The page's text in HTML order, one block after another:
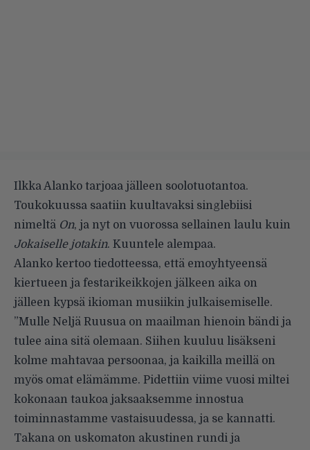
Ilkka Alanko tarjoaa jälleen soolotuotantoa.
Toukokuussa saatiin kuultavaksi singlebiisi
nimeltä On, ja nyt on vuorossa sellainen laulu kuin
Jokaiselle jotakin. Kuuntele alempaa.
Alanko kertoo tiedotteessa, että emoyhtyeensä
kiertueen ja festarikeikkojen jälkeen aika on
jälleen kypsä ikioman musiikin julkaisemiselle.
”Mulle Neljä Ruusua on maailman hienoin bändi ja
tulee aina sitä olemaan. Siihen kuuluu lisäkseni
kolme mahtavaa persoonaa, ja kaikilla meillä on
myös omat elämämme. Pidettiin viime vuosi miltei
kokonaan taukoa jaksaaksemme innostua
toiminnastamme vastaisuudessa, ja se kannatti.
Takana on uskomaton akustinen rundi ja